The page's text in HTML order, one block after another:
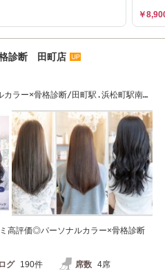
￥
診断 田町店
ラー×骨格診断/田町駅.浜松町駅南口
高評価◎パーソナルカラー×骨格診断
グ 190件 席数 4席